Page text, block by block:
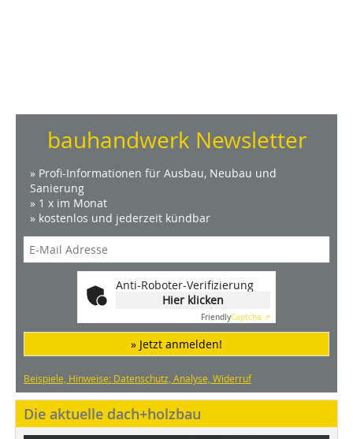
bauhandwerk Newsletter
» Profi-Informationen für Ausbau, Neubau und
Sanierung
» 1 x im Monat
» kostenlos und jederzeit kündbar
Anti-Roboter-Verifizierung
Hier klicken
FriendlyCaptcha ⇗
» Jetzt anmelden!
Beispiele, Hinweise: Datenschutz, Analyse, Widerruf
Die aktuelle dach+holzbau